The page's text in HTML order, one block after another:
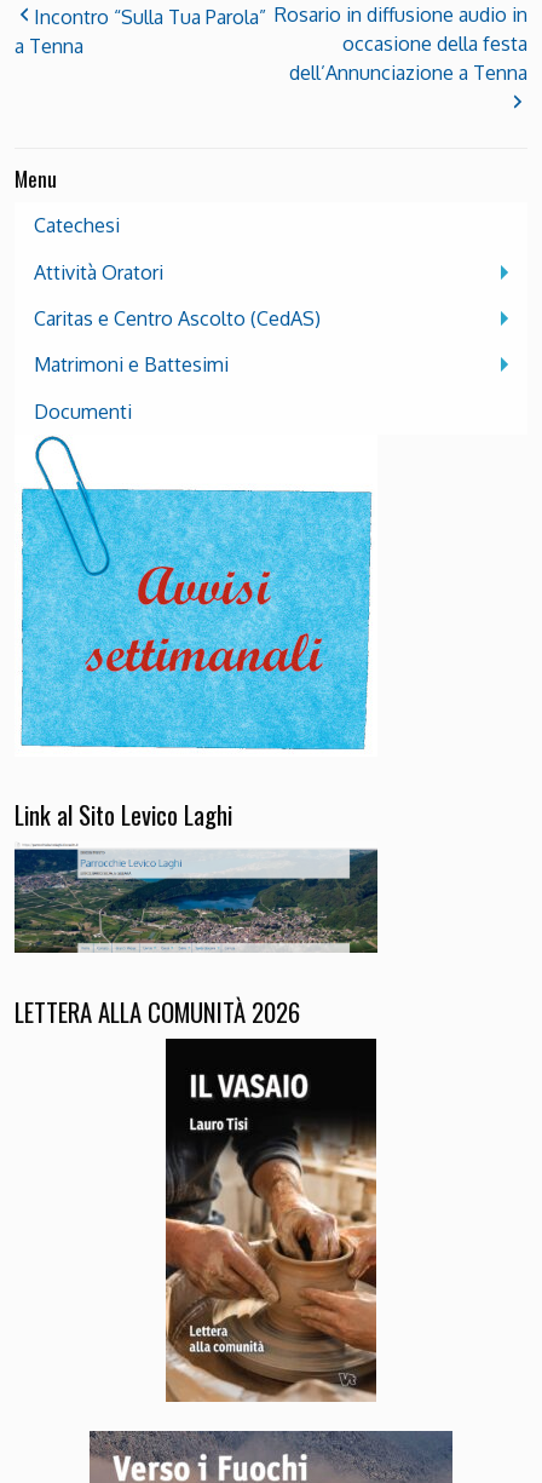
Incontro “Sulla Tua Parola”
a Tenna
Rosario in diffusione audio in
occasione della festa
dell’Annunciazione a Tenna
Menu
Catechesi
Attività Oratori
Caritas e Centro Ascolto (CedAS)
Matrimoni e Battesimi
Documenti
Link al Sito Levico Laghi
LETTERA ALLA COMUNITÀ 2026